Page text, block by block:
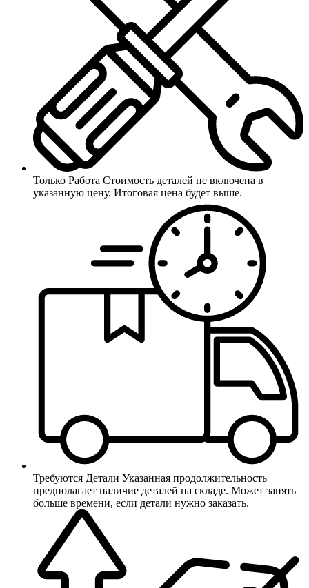
Только Работа Стоимость деталей не включена в
указанную цену. Итоговая цена будет выше.
Требуются Детали Указанная продолжительность
предполагает наличие деталей на складе. Может занять
больше времени, если детали нужно заказать.